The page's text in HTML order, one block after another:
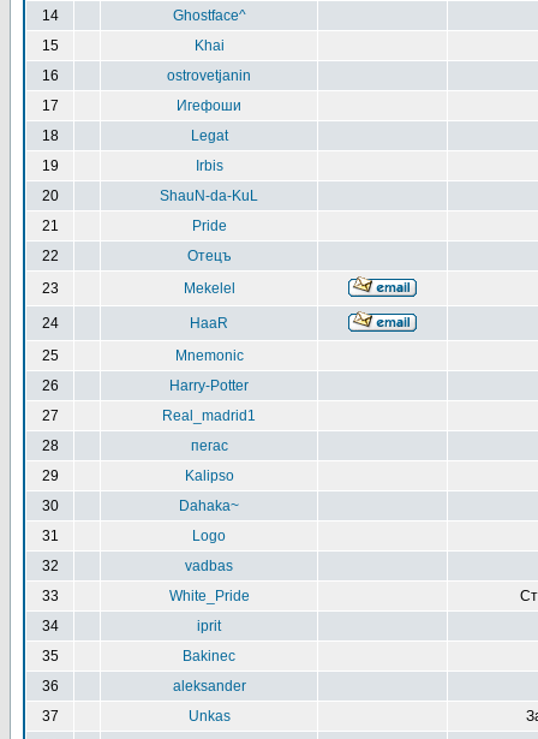
14
Ghostface^
15
Khai
16
ostrovetjanin
17
Игефоши
18
Legat
19
Irbis
20
ShauN-da-KuL
21
Pride
22
Отецъ
23
Mekelel
24
HaaR
25
Mnemonic
26
Harry-Potter
27
Real_madrid1
28
пегас
29
Kalipso
30
Dahaka~
31
Logo
32
vadbas
33
White_Pride
34
iprit
35
Bakinec
36
aleksander
37
Unkas